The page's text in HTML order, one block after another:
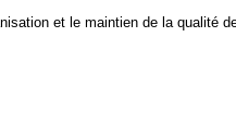
et le maintien de la qualité